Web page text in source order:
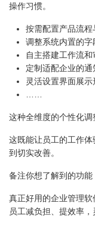
操作习惯。
按需配置产品流程
调整系统内置的字
自主搭建工作流和
定制适配企业的通
灵活设置界面展示
这种全维度的个性化调
这既能让员工的工作
到切实改善。
备注你想了解到的功能
真正好用的企业管理
员工减负担、提效率，